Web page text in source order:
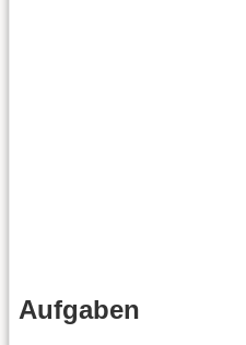
Aufgaben